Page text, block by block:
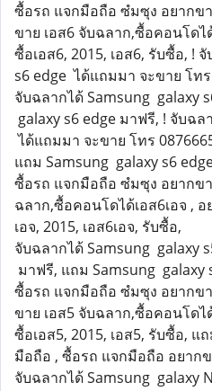
ซื้อรถ แจกมือถือ ซํมซุง อยากข
ขาย เอส6 จับฉลาก,ซื้อคอนโดไ
ซื้อเอส6, 2015, เอส6, รับซื้อ, !
s6 edge ได้แถมมา จะขาย โทร
จับฉลากได้ Samsung galaxy
galaxy s6 edge มาฟรี, ! จับฉ
ได้แถมมา จะขาย โทร
แถม Samsung galaxy s6
ซื้อรถ แจกมือถือ ซํมซุง อยากขา
ฉลาก,ซื้อคอนโดได้เอส6เอจ , อ
เอจ, 2015, เอส6เอจ, รับซื้อ,
จับฉลากได้ Samsung galaxy
มาฟรี, แถม Samsung
ซื้อรถ แจกมือถือ ซํมซุง อยากข
ขาย เอส5 จับฉลาก,ซื้อคอนโดไ
ซื้อเอส5, 2015, เอส5, รับซื้อ,
มือถือ , ซื้อรถ แจกมือถือ อยาก
จับฉลากได้ Samsung galaxy